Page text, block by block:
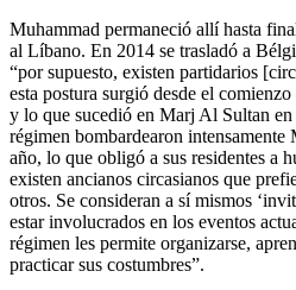
Muhammad permaneció allí hasta
al Líbano. En 2014 se trasladó a
“por supuesto, existen partidarios
esta postura surgió desde el
y lo que sucedió en Marj Al Sultan
régimen bombardearon
año, lo que obligó a sus residentes a
existen ancianos circasianos que
otros. Se consideran a sí mismos
estar involucrados en los eventos
régimen les permite organizarse,
practicar sus costumbres”.